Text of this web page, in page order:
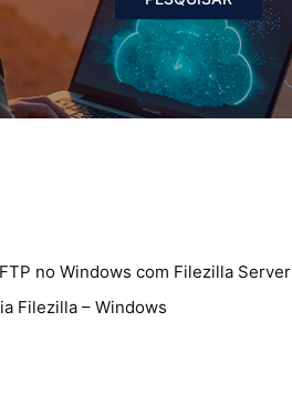
no Windows com Filezilla Server
Filezilla – Windows